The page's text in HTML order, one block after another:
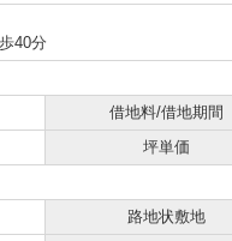
40分
借地料/借地期間
坪単価
路地状敷地